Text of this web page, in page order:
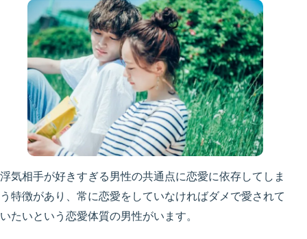
浮気相手が好きすぎる男性の共通点に恋愛に依存してしま
う特徴があり、常に恋愛をしていなければダメで愛されて
いたいという恋愛体質の男性がいます。